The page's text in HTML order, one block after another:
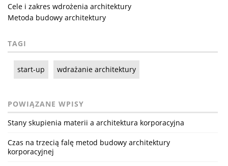
Cele i zakres wdrożenia architektury
Metoda budowy architektury
TAGI
start-up wdrażanie architektury
POWIĄZANE WPISY
Stany skupienia materii a architektura korporacyjna
Czas na trzecią falę metod budowy architektury
korporacyjnej